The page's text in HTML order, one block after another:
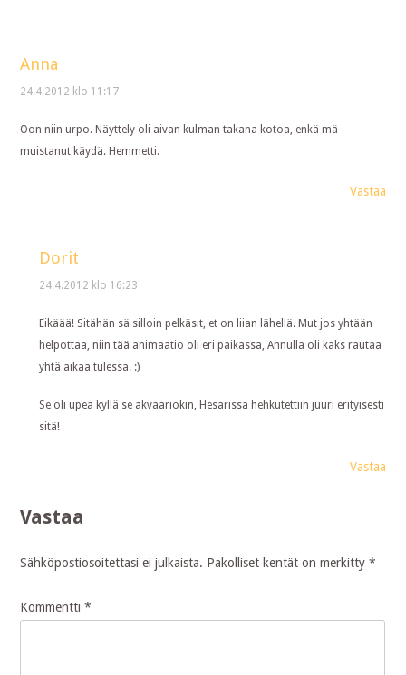
Anna
24.4.2012 klo 11:17
Oon niin urpo. Näyttely oli aivan kulman takana kotoa, enkä mä
muistanut käydä. Hemmetti.
Vastaa
Dorit
24.4.2012 klo 16:23
Eikäää! Sitähän sä silloin pelkäsit, et on liian lähellä. Mut jos yhtään
helpottaa, niin tää animaatio oli eri paikassa, Annulla oli kaks rautaa
yhtä aikaa tulessa. :)
Se oli upea kyllä se akvaariokin, Hesarissa hehkutettiin juuri erityisesti
sitä!
Vastaa
Vastaa
Sähköpostiosoitettasi ei julkaista. Pakolliset kentät on merkitty*
Kommentti*